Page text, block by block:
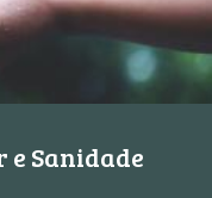
Sanidade